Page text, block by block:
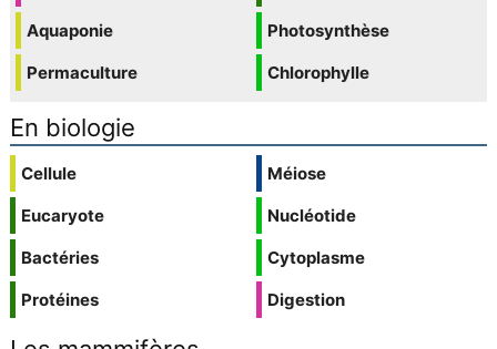
Aquaponie
Permaculture
Photosynthèse
Chlorophylle
En biologie
Cellule
Eucaryote
Bactéries
Protéines
Méiose
Nucléotide
Cytoplasme
Digestion